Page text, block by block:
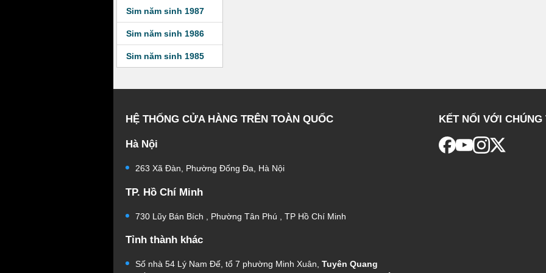
Sim năm sinh 1987
Sim năm sinh 1986
Sim năm sinh 1985
HỆ THỐNG CỬA HÀNG TRÊN TOÀN QUỐC
Hà Nội
263 Xã Đàn, Phường Đống Đa, Hà Nội
TP. Hồ Chí Minh
730 Lũy Bán Bích , Phường Tân Phú , TP Hồ Chí Minh
Tỉnh thành khác
Số nhà 54 Lý Nam Đế, tổ 7 phường Minh Xuân, Tuyên Quang
KẾT NỐI VỚI CHÚNG